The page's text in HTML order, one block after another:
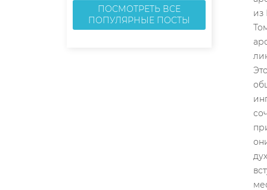
ПОСМОТРЕТЬ ВСЕ
ПОПУЛЯРНЫЕ ПОСТЫ